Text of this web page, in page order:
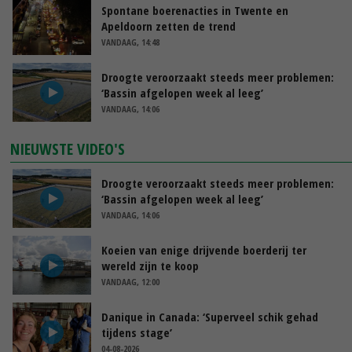
Spontane boerenacties in Twente en
Apeldoorn zetten de trend
VANDAAG, 14:48
Droogte veroorzaakt steeds meer problemen:
‘Bassin afgelopen week al leeg’
VANDAAG, 14:06
NIEUWSTE VIDEO'S
Droogte veroorzaakt steeds meer problemen:
‘Bassin afgelopen week al leeg’
VANDAAG, 14:06
Koeien van enige drijvende boerderij ter
wereld zijn te koop
VANDAAG, 12:00
Danique in Canada: ‘Superveel schik gehad
tijdens stage’
04-08-2026